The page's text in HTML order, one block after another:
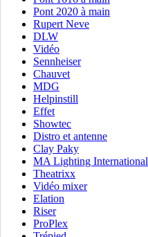
Pont 2020 à main
Rupert Neve
DLW
Vidéo
Sennheiser
Chauvet
MDG
Helpinstill
Effet
Showtec
Distro et antenne
Clay Paky
MA Lighting International
Theatrixx
Vidéo mixer
Elation
Riser
ProPlex